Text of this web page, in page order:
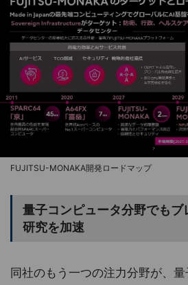
FUJITSU-MONAKA開発ロードマップ
量子コンピュータ分野でもブ
研究を加速
同社のもう一つの注力分野が、